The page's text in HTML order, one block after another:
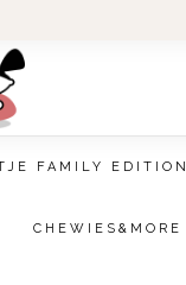
FAMILY EDITION
CHEWIES&MORE